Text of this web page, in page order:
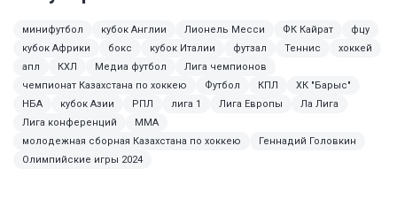
минифутбол кубок Англии Лионель Месси ФК Кайрат
фцу
кубок Африки
бокс кубок Италии футзал Теннис
хоккей
апл
КХЛ Медиа футбол
Лига чемпионов
чемпионат Казахстана по хоккею
Футбол КПЛ
ХК "Барыс"
НБА
кубок Азии РПЛ лига 1 Лига Европы
Ла Лига
Лига конференций
ММА
молодежная сборная Казахстана по хоккею
Геннадий Головкин
Олимпийские игры 2024